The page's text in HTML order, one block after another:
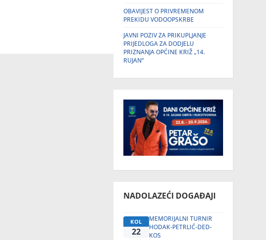
OBAVIJEST O PRIVREMENOM
PREKIDU VODOOPSKRBE
JAVNI POZIV ZA PRIKUPLJANJE
PRIJEDLOGA ZA DODJELU
PRIZNANJA OPĆINE KRIŽ „14.
RUJAN“
NADOLAZEĆI DOGAĐAJI
KOL
22
MEMORIJALNI TURNIR
HODAK-PETRLIĆ-DED-
KOS